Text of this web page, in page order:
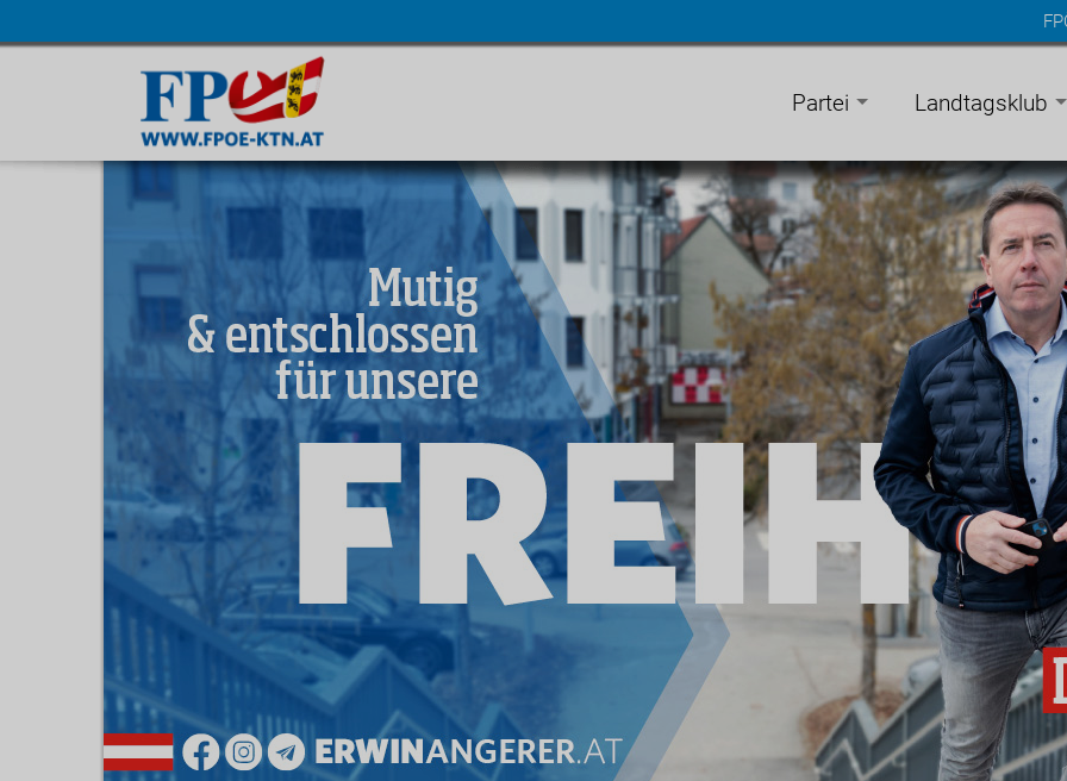
Navigation
Partei Landtagsklub